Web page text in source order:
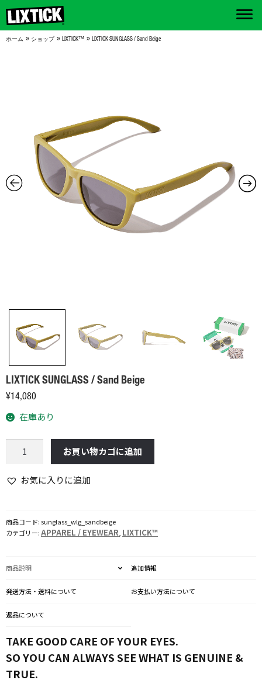
ホーム » ショップ» LIXTICK™ » LIXTICK SUNGLASS / Sand Beige
LIXTICK SUNGLASS / Sand Beige
¥ 14,080
在庫あり
Sand
お買い物カゴに追加
お気に入りに追加
商品コード: sunglass_wlg_sandbeige
カテゴリー:APPAREL / EYEWEAR LIXTICK™
商品説明 追加情報
発送方法・送料について お支払い方法について
返品について
TAKE GOOD CARE OF YOUR EYES.
SO YOU CAN ALWAYS SEE WHAT IS GENUINE &
TRUE.